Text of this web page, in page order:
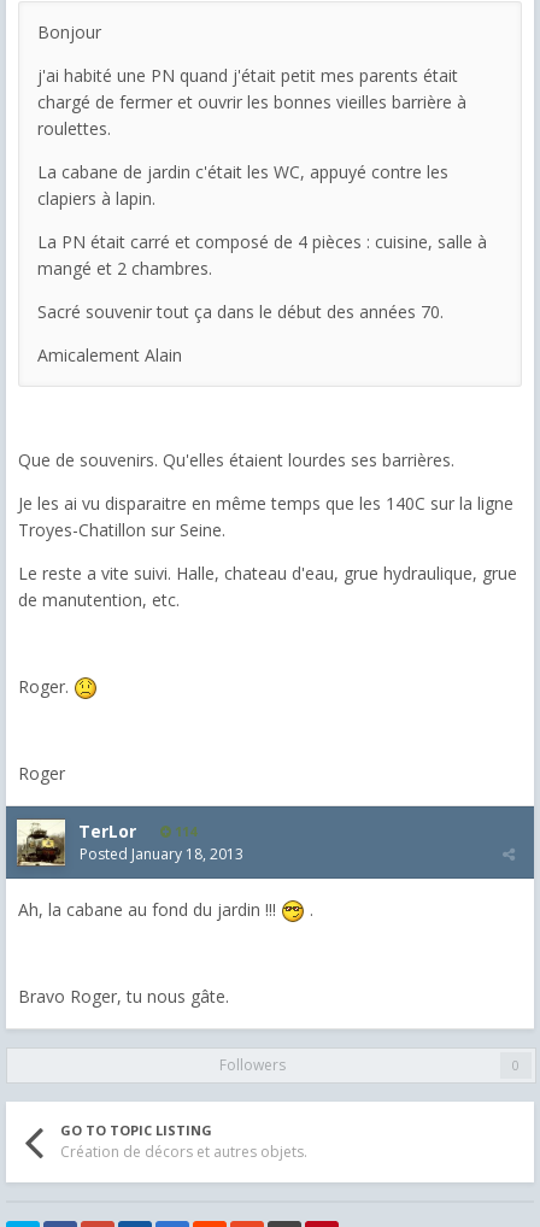
Bonjour
j'ai habité une PN quand j'était petit mes parents était
chargé de fermer et ouvrir les bonnes vieilles barrière à
roulettes.
La cabane de jardin c'était les WC, appuyé contre les
clapiers à lapin.
La PN était carré et composé de 4 pièces : cuisine, salle à
mangé et 2 chambres.
Sacré souvenir tout ça dans le début des années 70.
Amicalement Alain
Que de souvenirs. Qu'elles étaient lourdes ses barrières.
Je les ai vu disparaitre en même temps que les 140C sur la ligne
Troyes-Chatillon sur Seine.
Le reste a vite suivi. Halle, chateau d'eau, grue hydraulique, grue
de manutention, etc.
Roger.
Roger
TerLor 114
Posted January 18, 2013
Ah, la cabane au fond du jardin !!! .
Bravo Roger, tu nous gâte.
Followers 0
GO TO TOPIC LISTING
Création de décors et autres objets.